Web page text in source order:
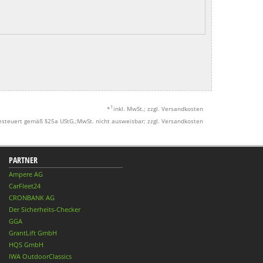
* 1 inkl. MwSt.; zzgl. Versandkosten
gemäß §25a UStG.;MwSt. nicht ausweisbar; zzgl. Versandkosten
PARTNER
Ampere AG
CarFleet24
CRONBANK AG
Der Sicherheits-Checker
GGA
GrantLift GmbH
HQS GmbH
IWA OutdoorClassics